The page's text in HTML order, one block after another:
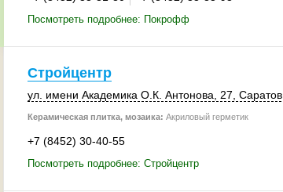
Посмотреть подробнее: Покрофф
Стройцентр
ул. имени Академика О.К. Антонова, 27, Саратов,
Керамическая плитка, мозаика: Акриловый герметик
+7 (8452) 30-40-55
Посмотреть подробнее: Стройцентр